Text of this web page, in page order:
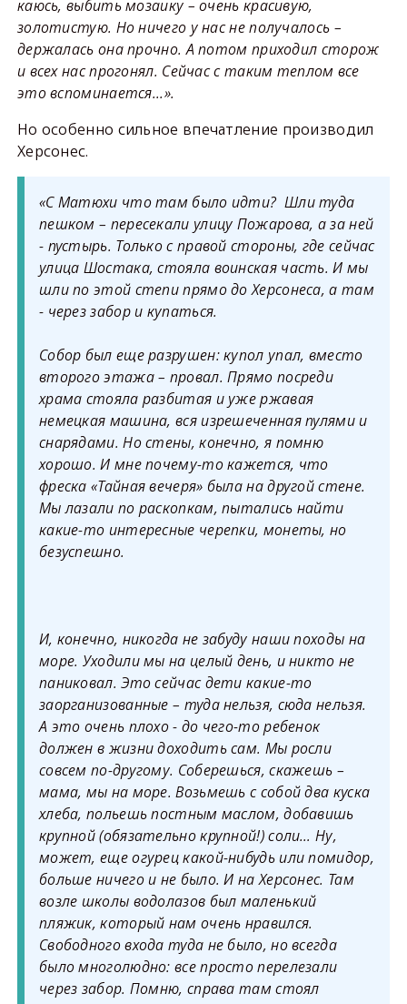
каюсь, выбить мозаику – очень красивую,
золотистую. Но ничего у нас не получалось –
держалась она прочно. А потом приходил сторож
и всех нас прогонял. Сейчас с таким теплом все
это вспоминается...».
Но особенно сильное впечатление производил
Херсонес.
«С Матюхи что там было идти? Шли туда
пешком – пересекали улицу Пожарова, а за ней
- пустырь. Только с правой стороны, где сейчас
улица Шостака, стояла воинская часть. И мы
шли по этой степи прямо до Херсонеса, а там
- через забор и купаться.
Собор был еще разрушен: купол упал, вместо
второго этажа – провал. Прямо посреди
храма стояла разбитая и уже ржавая
немецкая машина, вся изрешеченная пулями и
снарядами. Но стены, конечно, я помню
хорошо. И мне почему-то кажется, что
фреска «Тайная вечеря» была на другой стене.
Мы лазали по раскопкам, пытались найти
какие-то интересные черепки, монеты, но
безуспешно.
И, конечно, никогда не забуду наши походы на
море. Уходили мы на целый день, и никто не
паниковал. Это сейчас дети какие-то
заорганизованные – туда нельзя, сюда нельзя.
А это очень плохо - до чего-то ребенок
должен в жизни доходить сам. Мы росли
совсем по-другому. Соберешься, скажешь –
мама, мы на море. Возьмешь с собой два куска
хлеба, польешь постным маслом, добавишь
крупной (обязательно крупной!) соли… Ну,
может, еще огурец какой-нибудь или помидор,
больше ничего и не было. И на Херсонес. Там
возле школы водолазов был маленький
пляжик, который нам очень нравился.
Свободного входа туда не было, но всегда
было многолюдно: все просто перелезали
через забор. Помню, справа там стоял